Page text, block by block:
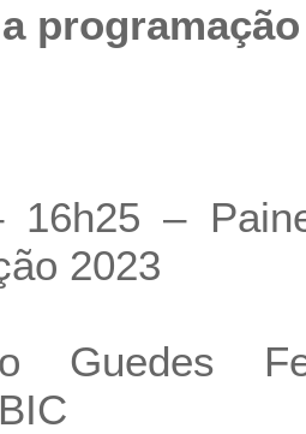
16h25 –
2023
Guedes